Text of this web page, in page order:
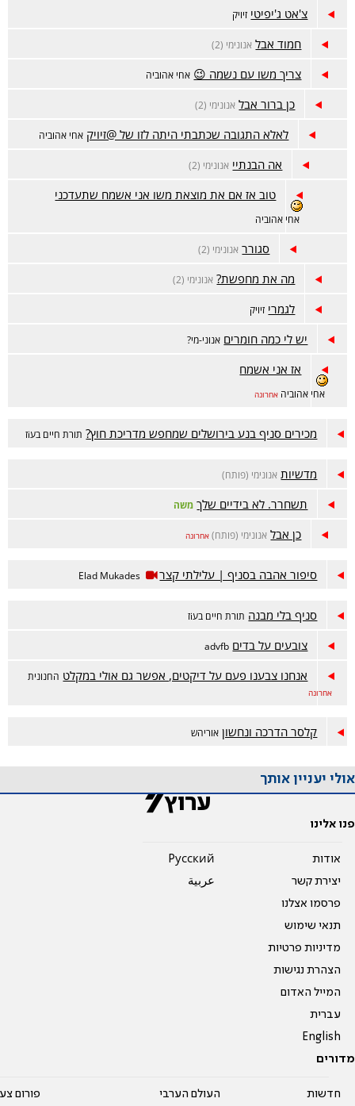
צ'אט ג'יפיטי זיויק
חמוד אבל אנונימי (2)
צריך משו עם נשמה 😉 אחי אהוביה
כן ברור אבל אנונימי (2)
לאלא התגובה שכתבתי היתה לזו של @זיויק אחי אהוביה
אה הבנתיי אנונימי (2)
טוב אז אם את מוצאת משו אני אשמח שתעדכני
אחי אהוביה
סגורר אנונימי (2)
מה את מחפשת? אנונימי (2)
לגמרי זיויק
יש לי כמה חומרים אנוני-מי?
אז אני אשמח
אחי אהוביה אחרונה
מכירים סניף בנע בירושלים שמחפש מדריכת חוץ? תורת חיים בעiז
מדשיות אנונימי (פותח)
תשחרר. לא בידיים שלך משה
כן אבל אנונימי (פותח) אחרונה
סיפור אהבה בסניף | עלילתי קצר Elad Mukades
סניף בלי מבנה תורת חיים בעiז
צובעים על בדים advfb
אנחנו צבענו פעם על דיקטים, אפשר גם אולי במקלט החנונית
אחרונה
קלסר הדרכה ונחשון אוריהש
אולי יעניין אותך
פנו אלינו
אודות
יצירת קשר
פרסמו אצלנו
תנאי שימוש
מדיניות פרטיות
הצהרת נגישות
המייל האדום
עברית
English
Pусский
عربية
מדורים
חדשות העולם הערבי פורום